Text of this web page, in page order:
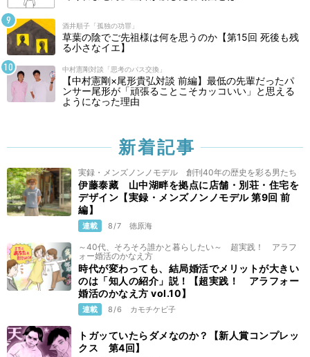
酒井順子「孤独の功罪」
草葉の陰でご先祖様は何を思うのか【第15回 死後も残
る小さなイエ】
中村憲剛対談「思考のパス交換」
【中村憲剛×尾形貴弘対談 前編】最低の先輩だったパ
ンサー尾形が「頑張ることこそカッコいい」と思える
ようになった理由
新着記事
実録・メンズノンノモデル 創刊40年の歴史を彩る男たち
伊藤泰藏 山中湖畔を拠点に店舗・別荘・住宅を
デザイン【実録・メンズノンノモデル 第9回 前
編】
連載 8/7 徳原海
～40代、そろそろ誰かと暮らしたい～ 超実践！ アラフ
ォー婚活のかなえ方
時代が変わっても、結局婚活でメリットが大きい
のは「知人の紹介」説！【超実践！ アラフォー
婚活のかなえ方 vol.10】
連載 8/6 カモチケビ子
トガッていたらダメなのか？【新人賞コンプレッ
クス 第4回】